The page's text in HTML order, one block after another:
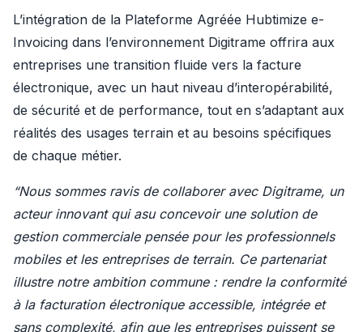
L’intégration de la Plateforme Agréée Hubtimize e-
Invoicing dans l’environnement Digitrame offrira aux
entreprises une transition fluide vers la facture
électronique, avec un haut niveau d’interopérabilité,
de sécurité et de performance, tout en s’adaptant aux
réalités des usages terrain et au besoins spécifiques
de chaque métier.
“Nous sommes ravis de collaborer avec Digitrame, un
acteur innovant qui asu concevoir une solution de
gestion commerciale pensée pour les professionnels
mobiles et les entreprises de terrain. Ce partenariat
illustre notre ambition commune : rendre la conformité
à la facturation électronique accessible, intégrée et
sans complexité, afin que les entreprises puissent se